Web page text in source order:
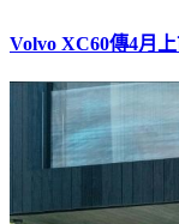
Volvo XC60傳4月